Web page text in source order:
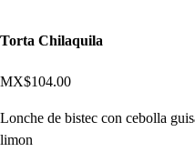
Torta Chilaquila
MX$104.00
Lonche de bistec con cebolla
limon